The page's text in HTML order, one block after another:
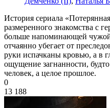
История сериала
размеренного знакомства с
больше напоминающей
отчаянно убегает от
руки испачканы кровью, а в
ощущение загнанности,
человек, а целое прошлое.
0
13 188